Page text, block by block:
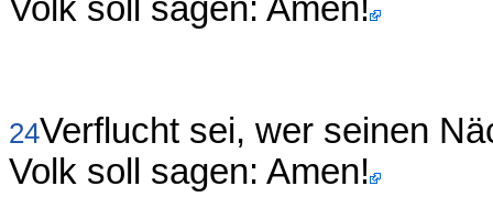
Volk soll sagen: Amen!
24Verflucht sei, wer seinen
Volk soll sagen: Amen!